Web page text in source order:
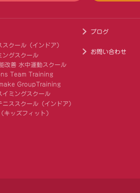
スクール（インドア）
ングスクール
改善 水中運動スクール
Team Training
GroupTraining
イミングスクール
ニススクール（インドア）
キッズフィット）
ブログ
お問い合わせ